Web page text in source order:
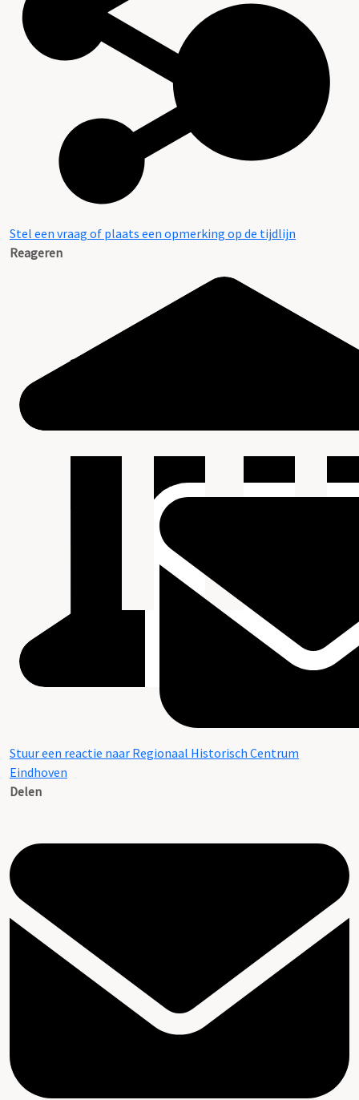
Stel een vraag of plaats een opmerking op de tijdlijn
Reageren
Stuur een reactie naar Regionaal Historisch Centrum
Eindhoven
Delen